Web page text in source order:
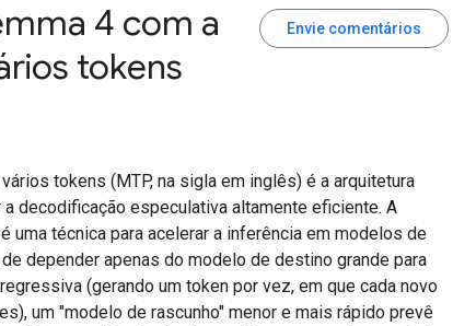
Envie comentários
4 com a
tokens
tokens (MTP, na sigla em inglês) é a arquitetura
decodificação especulativa altamente eficiente. A
uma técnica para acelerar a inferência em modelos de
depender apenas do modelo de destino grande para
(gerando um token por vez, em que cada novo
um "modelo de rascunho" menor e mais rápido prevê